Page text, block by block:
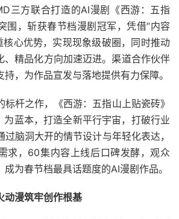
三方联合打造的AI漫剧《西游：五指
围，斩获春节档漫剧冠军，凭借“内容
心优势，实现现象级破圈，同时推动
、精品化方向加速迈进。渠道合作伙伴
，为作品宣发与落地提供有力保障。
标杆之作，《西游：五指山上贴瓷砖》
为蓝本，打造全新平行宇宙，打破行业
脑洞大开的情节设计与年轻化表达，
求，60集内容上线后口碑发酵，观众
为春节档最具话题度的AI漫剧作品。
动漫筑牢创作根基